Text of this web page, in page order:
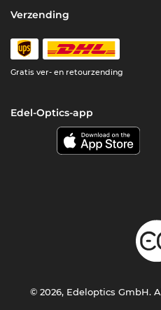
Verzending
Gratis ver- en retourzending
Edel-Optics-app
© 2026, Edeloptics GmbH.